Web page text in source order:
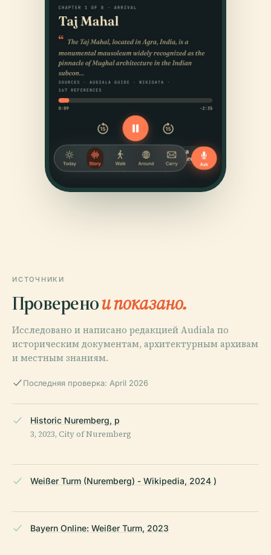
ИСТОЧНИКИ
Проверенои показано.
Исследовано и написано редакцией Audiala по
историческим документам, архитектурным архивам
и местным знаниям.
Последняя проверка: April 2026
Historic Nuremberg, p
3, 2023, City of Nuremberg
Weißer Turm (Nuremberg) - Wikipedia, 2024 )
Bayern Online: Weißer Turm, 2023